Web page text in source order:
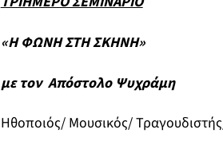
«Η ΦΩΝΗ ΣΤΗ ΣΚΗΝΗ»
με τον Απόστολο Ψυχράμη
Ηθοποιός/ Μουσικός/